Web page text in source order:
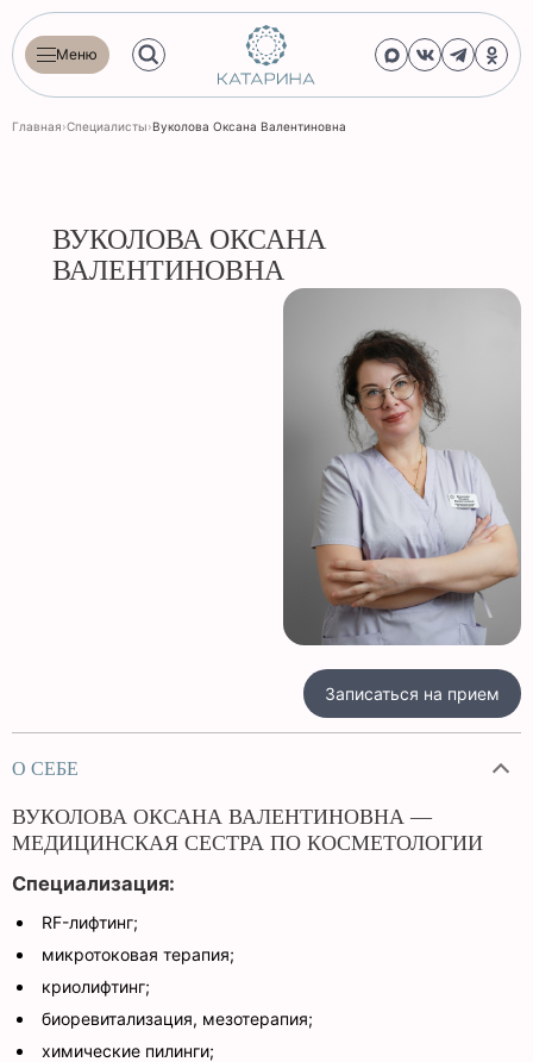
Меню
Главная›Специалисты›Вуколова Оксана Валентиновна
ВУКОЛОВА ОКСАНА
ВАЛЕНТИНОВНА
Записаться на прием
О СЕБЕ
ВУКОЛОВА ОКСАНА ВАЛЕНТИНОВНА —
МЕДИЦИНСКАЯ СЕСТРА ПО КОСМЕТОЛОГИИ
Специализация:
RF-лифтинг;
микротоковая терапия;
криолифтинг;
биоревитализация, мезотерапия;
химические пилинги;